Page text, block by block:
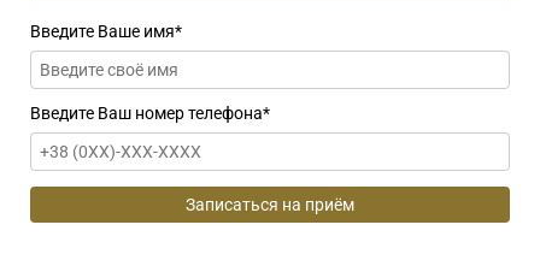
Введите Ваше имя*
Введите Ваш номер телефона*